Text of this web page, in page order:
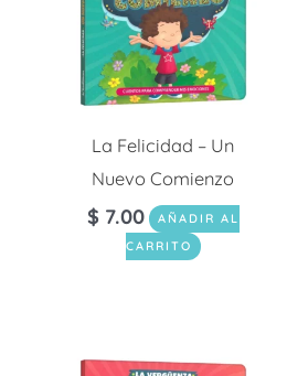
La Felicidad – Un
Nuevo Comienzo
$ 7.00
AÑADIR AL
CARRITO